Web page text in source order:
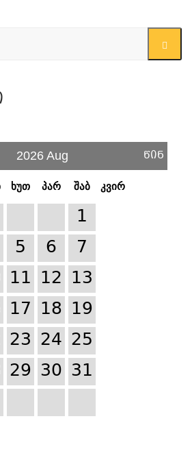
2026 Aug წინ
ხუთ პარ შაბ კვირ
1
5 6
7
11 12 13
17 18 19
23 24 25
29 30 31